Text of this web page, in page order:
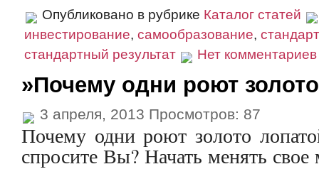
Опубликовано в рубрике Каталог статей
инвестирование, самообразование,
стандартный результат
Нет комментариев
»Почему одни роют
3 апреля, 2013 Просмотров: 87
Почему одни роют золото
спросите Вы? Начать менять